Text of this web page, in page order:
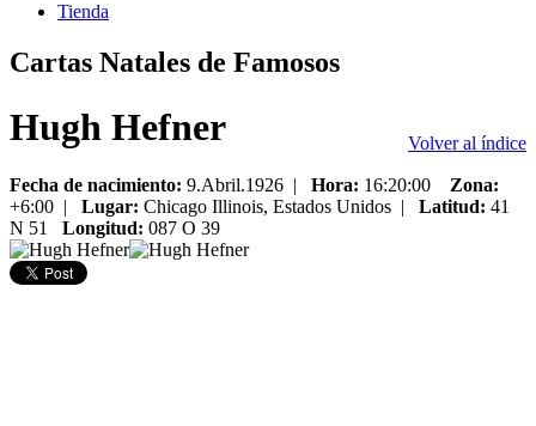
Tienda
Cartas Natales de Famosos
Hugh Hefner Volver al índice
Fecha de nacimiento: 9.Abril.1926 | Hora: 16:20:00 Zona:
+6:00 | Lugar: Chicago Illinois, Estados Unidos | Latitud: 41
N 51 Longitud: 087 O 39